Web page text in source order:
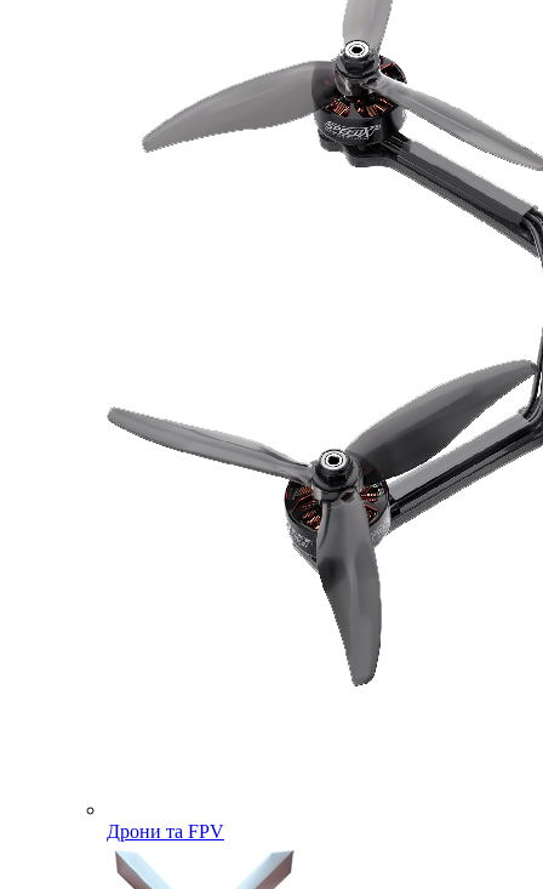
Дрони та FPV